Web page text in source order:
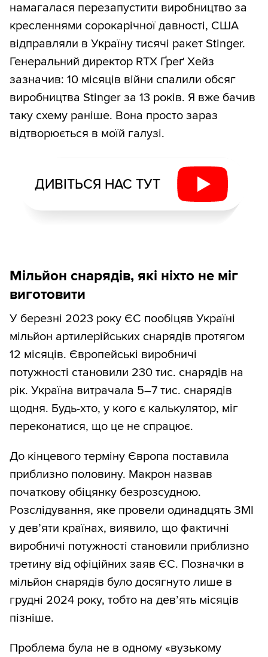
намагалася перезапустити виробництво за
кресленнями сорокарічної давності, США
відправляли в Україну тисячі ракет Stinger.
Генеральний директор RTX Ґреґ Хейз
зазначив: 10 місяців війни спалили обсяг
виробництва Stinger за 13 років. Я вже бачив
таку схему раніше. Вона просто зараз
відтворюється в моїй галузі.
ДИВІТЬСЯ НАС ТУТ
Мільйон снарядів, які ніхто не міг
виготовити
У березні 2023 року ЄС пообіцяв Україні
мільйон артилерійських снарядів протягом
12 місяців. Європейські виробничі
потужності становили 230 тис. снарядів на
рік. Україна витрачала 5–7 тис. снарядів
щодня. Будь-хто, у кого є калькулятор, міг
переконатися, що це не спрацює.
До кінцевого терміну Європа поставила
приблизно половину. Макрон назвав
початкову обіцянку безрозсудною.
Розслідування, яке провели одинадцять ЗМІ
у дев’яти країнах, виявило, що фактичні
виробничі потужності становили приблизно
третину від офіційних заяв ЄС. Позначки в
мільйон снарядів було досягнуто лише в
грудні 2024 року, тобто на дев’ять місяців
пізніше.
Проблема була не в одному «вузькому